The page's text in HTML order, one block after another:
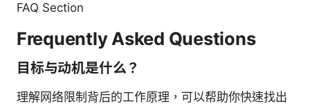
FAQ Section
Frequently Asked Questions
目标与动机是什么？
理解网络限制背后的工作原理，可以帮助你快速找出